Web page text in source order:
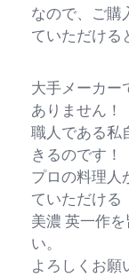
なので、ご購
ていただける
大手メーカー
ありません！
職人である私
きるのです！
プロの料理人
ていただける
美濃 英一作
い。
よろしくお願